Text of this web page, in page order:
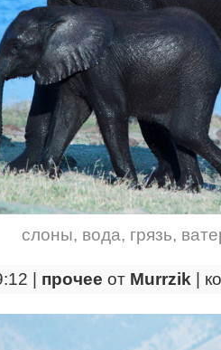
слоны, вода, грязь,
| прочее от Murrzik